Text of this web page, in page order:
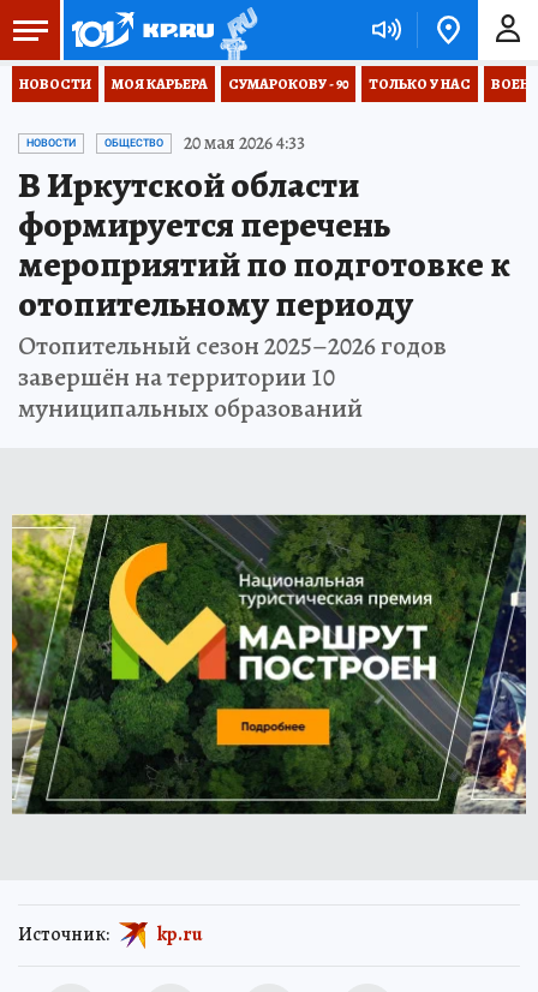
НОВОСТИ МОЯ КАРЬЕРА СУМАРОКОВУ - 90 ТОЛЬКО У НАС
НОВОСТИ ОБЩЕСТВО 20 мая 2026 4:33
В Иркутской области
формируется перечень
мероприятий по подготовке к
отопительному периоду
Отопительный сезон 2025–2026 годов
завершён на территории 10
муниципальных образований
Источник: kp.ru